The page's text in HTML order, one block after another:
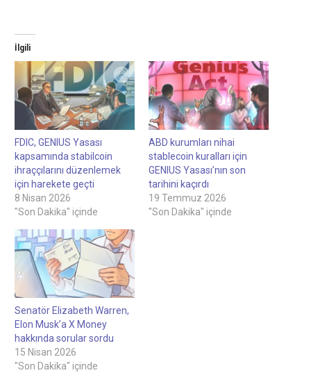
İlgili
FDIC, GENIUS Yasası
kapsamında stabilcoin
ihraççılarını düzenlemek
için harekete geçti
8 Nisan 2026
"Son Dakika" içinde
ABD kurumları nihai
stablecoin kuralları için
GENIUS Yasası’nın son
tarihini kaçırdı
19 Temmuz 2026
"Son Dakika" içinde
Senatör Elizabeth Warren,
Elon Musk’a X Money
hakkında sorular sordu
15 Nisan 2026
"Son Dakika" içinde